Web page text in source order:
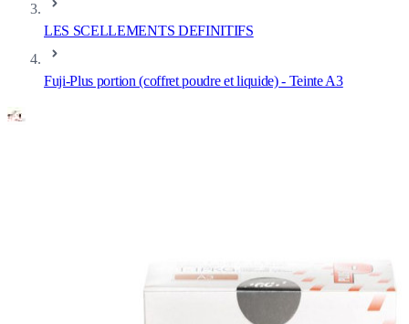
LES SCELLEMENTS DEFINITIFS
Fuji-Plus portion (coffret poudre et liquide) - Teinte A3